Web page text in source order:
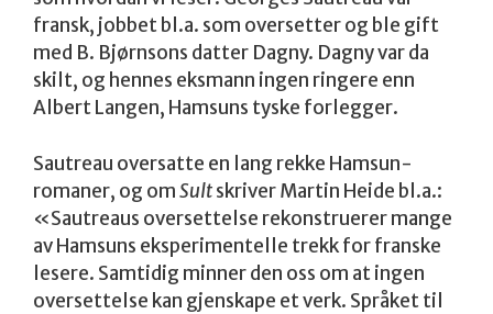
fransk, jobbet bl.a. som oversetter og ble gift
med B. Bjørnsons datter Dagny. Dagny var da
skilt, og hennes eksmann ingen ringere enn
Albert Langen, Hamsuns tyske forlegger.
Sautreau oversatte en lang rekke Hamsun-
romaner, og omSultskriver Martin Heide bl.a.:
«Sautreaus oversettelse rekonstruerer mange
av Hamsuns eksperimentelle trekk for franske
lesere. Samtidig minner den oss om at ingen
oversettelse kan gjenskape et verk. Språket til